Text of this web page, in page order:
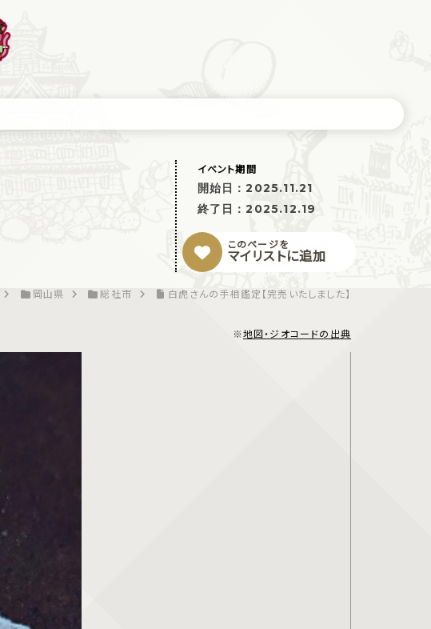
イベント期間
開始日：2025.11.21
終了日：2025.12.19
このページを
マイリストに追加
岡山県 総社市 白虎さんの手相鑑定【完売いたしました】
※地図・ジオコードの出典